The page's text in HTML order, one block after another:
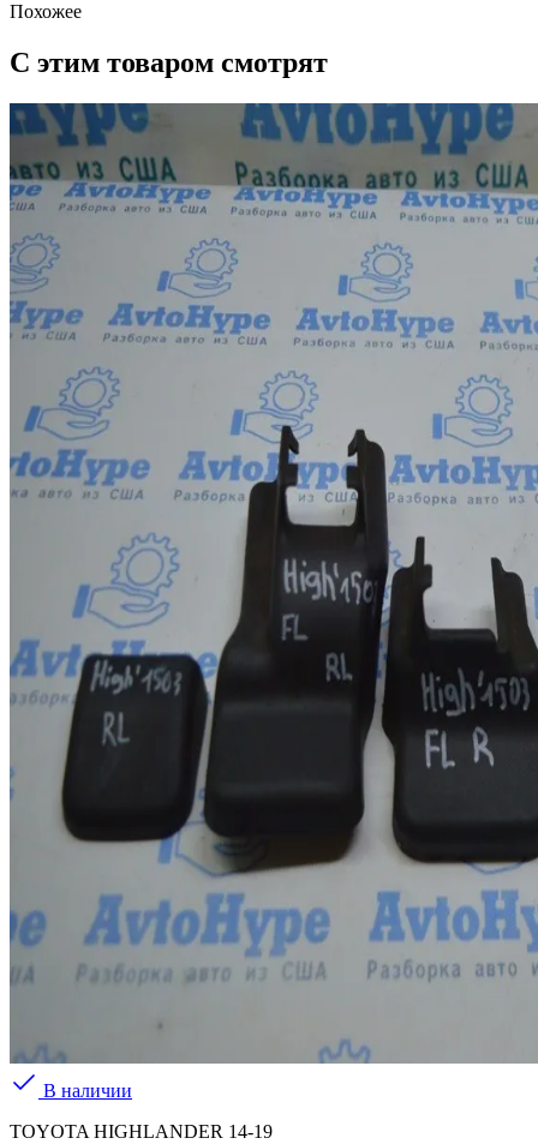
Похожее
С этим товаром смотрят
В наличии
TOYOTA HIGHLANDER 14-19